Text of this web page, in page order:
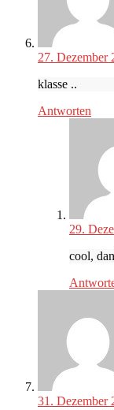
27. Dezember
klasse ..
Antworten
29.
cool,
31. Dezember